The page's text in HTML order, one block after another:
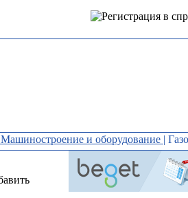
Машиностроение и оборудование |